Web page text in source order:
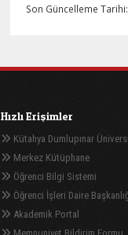
Son Güncelleme
Hızlı Erişimler
Kütahya Dumlupınar
Merkez Kütüphane
Öğrenci Bilgi Sistemi
Öğrenci İşleri Daire
Akademik Portal